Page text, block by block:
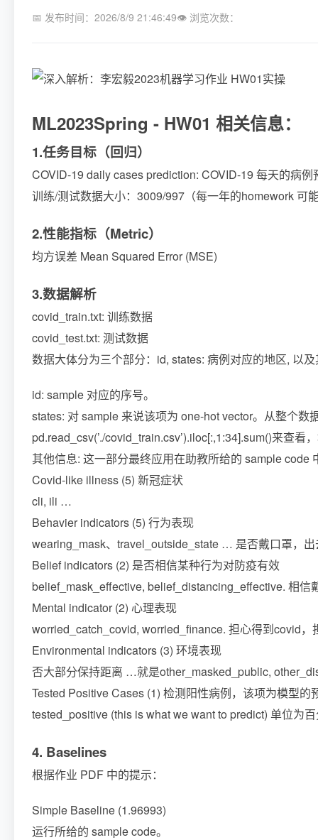
📅 发布时间：2026/8/9 21:46:49👁 浏览次数：
ML2023Spring - HW01 相关信息：
1.任务目标（回归）
COVID-19 daily cases prediction: COVID-19 每天的病例
训练/测试数据大小：3009/997（每一年的homework 可
2.性能指标（Metric）
均方误差 Mean Squared Error (MSE)
3.数据解析
covid_train.txt: 训练数据
covid_test.txt: 测试数据
数据大体分为三个部分：id, states: 病例对应的地区, 以
id: sample 对应的序号。
states: 对 sample 来说该项为 one-hot vector。从整个
pd.read_csv(’./covid_train.csv’).iloc[:,1:34].sum()来查看
其他信息: 这一部分最终应用在助教所给的 sample code
Covid-like illness (5) 新冠症状
cli, ili …
Behavier indicators (5) 行为表现
wearing_mask、travel_outside_state … 是否戴口罩，
Belief indicators (2) 是否相信某种行为对防疫有效
belief_mask_effective, belief_distancing_effective. 相信
Mental indicator (2) 心理表现
worried_catch_covid, worried_finance. 担心得到covid，
Environmental indicators (3) 环境表现
否大部分保持距离 …就是other_masked_public,
Tested Positive Cases (1) 检测阳性病例，该项为模型的
tested_positive (this is what we want to predict) 单位为
4. Baselines
根据作业 PDF 中的提示：
Simple Baseline (1.96993)
运行所给的 sample code。